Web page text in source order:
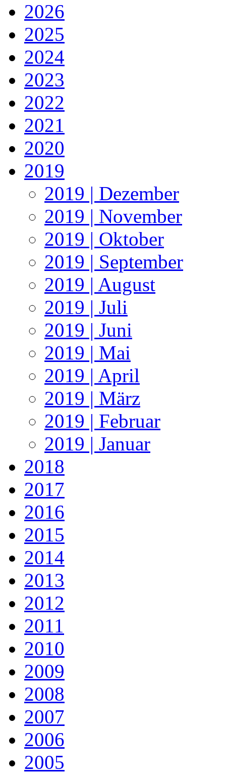
2026
2025
2024
2023
2022
2021
2020
2019
2019 | Dezember
2019 | November
2019 | Oktober
2019 | September
2019 | August
2019 | Juli
2019 | Juni
2019 | Mai
2019 | April
2019 | März
2019 | Februar
2019 | Januar
2018
2017
2016
2015
2014
2013
2012
2011
2010
2009
2008
2007
2006
2005